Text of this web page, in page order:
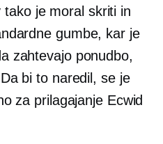
je moral skriti in
gumbe, kar je
zahtevajo ponudbo,
bi to naredil, se je
za prilagajanje Ecwid